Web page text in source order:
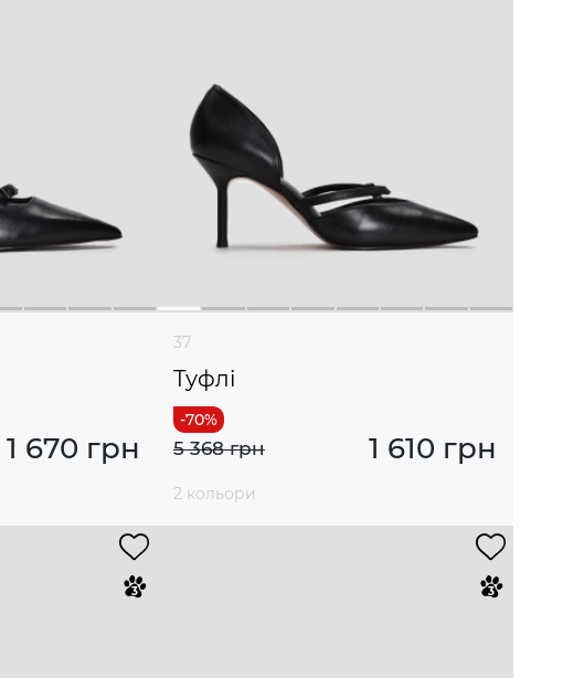
1 670 грн
37
Туфлі
1 610 грн
5 368 грн
2 кольори